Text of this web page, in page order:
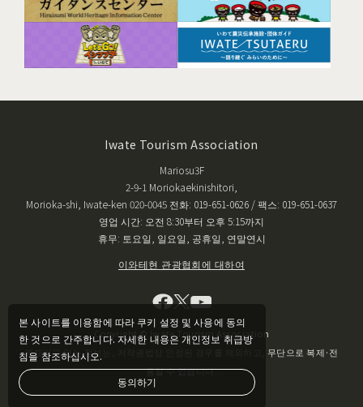
본 사이트를 이용함에 따라 쿠키 설정 및 사용에 동의
한 것으로 간주합니다. 자세한 내용은 개인정보 취급방
침을 참조하십시오.
동의하기
Iwate Tourism Association
Mariosu3F
2-9-1 Moriokaekinishitori,
Morioka-shi, Iwate-ken 020-0045 전화: 019-651-0626 / 팩스: 019-651-0637
영업 시간: 오전 8:30부터 오후 5:15까지
휴무: 토요일, 일요일, 공휴일, 연말연시
이와테현 관광협회에 대하여
Copyright © Iwate Tourism Association
게재되고 있는 정보는, 저작권법상 인정된 경우를 제외하고, 무단으로 복제·전
용할 수 없습니다.